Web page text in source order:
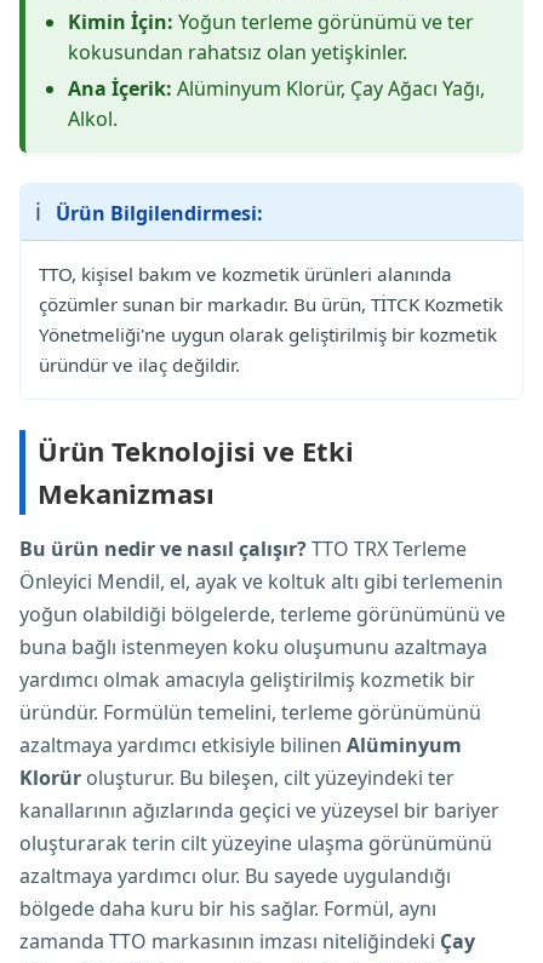
Kimin İçin: Yoğun terleme görünümü ve ter
kokusundan rahatsız olan yetişkinler.
Ana İçerik: Alüminyum Klorür, Çay Ağacı Yağı,
Alkol.
ℹ️ Ürün Bilgilendirmesi:
TTO, kişisel bakım ve kozmetik ürünleri alanında
çözümler sunan bir markadır. Bu ürün, TİTCK Kozmetik
Yönetmeliği'ne uygun olarak geliştirilmiş bir kozmetik
üründür ve ilaç değildir.
Ürün Teknolojisi ve Etki
Mekanizması
Bu ürün nedir ve nasıl çalışır?TTO TRX Terleme
Önleyici Mendil, el, ayak ve koltuk altı gibi terlemenin
yoğun olabildiği bölgelerde, terleme görünümünü ve
buna bağlı istenmeyen koku oluşumunu azaltmaya
yardımcı olmak amacıyla geliştirilmiş kozmetik bir
üründür. Formülün temelini, terleme görünümünü
azaltmaya yardımcı etkisiyle bilinen Alüminyum
Klorür oluşturur. Bu bileşen, cilt yüzeyindeki ter
kanallarının ağızlarında geçici ve yüzeysel bir bariyer
oluşturarak terin cilt yüzeyine ulaşma görünümünü
azaltmaya yardımcı olur. Bu sayede uygulandığı
bölgede daha kuru bir his sağlar. Formül, aynı
zamanda TTO markasının imzası niteliğindeki Çay